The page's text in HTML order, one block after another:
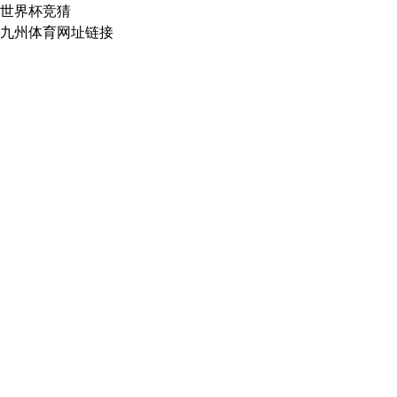
世界杯竞猜
九州体育网址链接